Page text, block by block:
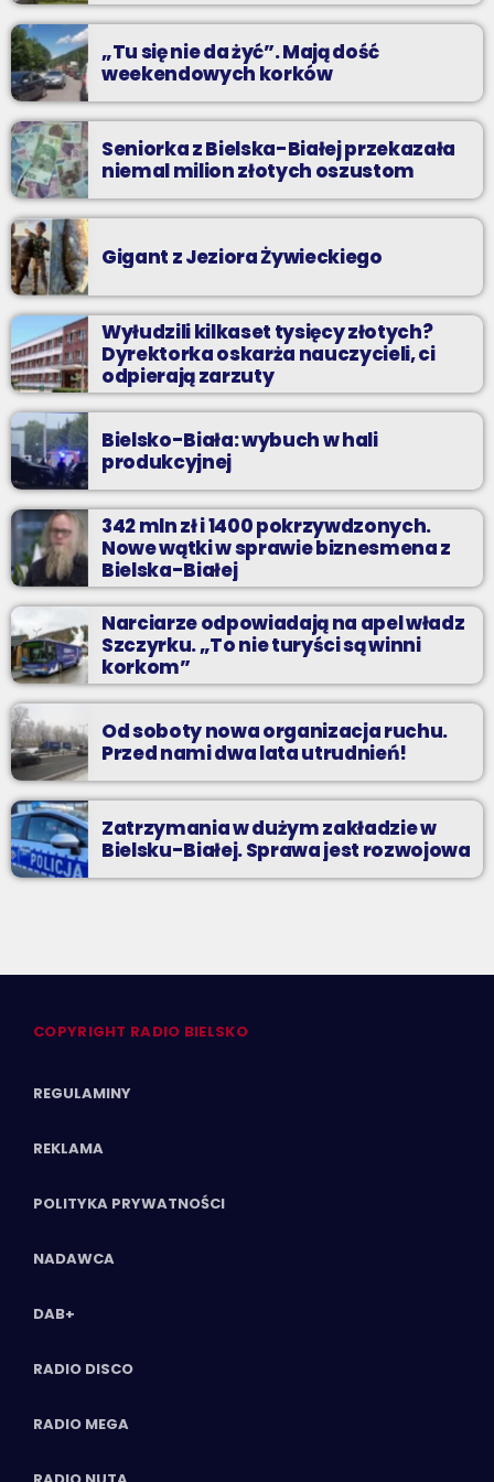
praca”
„Tu się nie da żyć”. Mają dość
weekendowych korków
Seniorka z Bielska-Białej przekazała
niemal milion złotych oszustom
Gigant z Jeziora Żywieckiego
Wyłudzili kilkaset tysięcy złotych?
Dyrektorka oskarża nauczycieli, ci
odpierają zarzuty
Bielsko-Biała: wybuch w hali
produkcyjnej
342 mln zł i 1400 pokrzywdzonych.
Nowe wątki w sprawie biznesmena z
Bielska-Białej
Narciarze odpowiadają na apel władz
Szczyrku. „To nie turyści są winni
korkom”
Od soboty nowa organizacja ruchu.
Przed nami dwa lata utrudnień!
Zatrzymania w dużym zakładzie w
Bielsku-Białej. Sprawa jest rozwojowa
COPYRIGHT RADIO BIELSKO
REGULAMINY
REKLAMA
POLITYKA PRYWATNOŚCI
NADAWCA
DAB+
RADIO DISCO
RADIO MEGA